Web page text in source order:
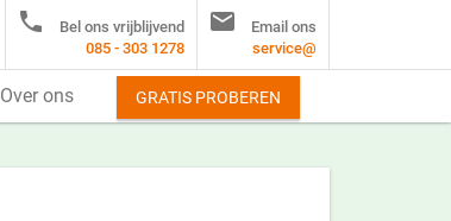

Bel ons vrijblijvend
085 - 303 1278

Email ons
service@
Over ons GRATIS PROBEREN